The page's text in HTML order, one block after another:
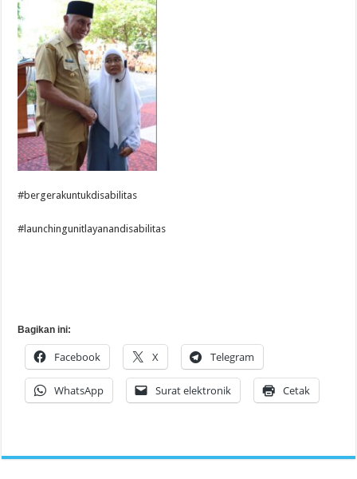
#bergerakuntukdisabilitas
#launchingunitlayanandisabilitas
Bagikan ini:
Facebook X Telegram
WhatsApp Surat elektronik Cetak